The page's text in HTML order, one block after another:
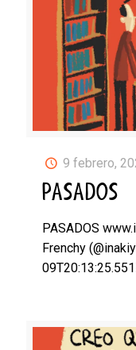
9 febrero,
PASADOS
PASADOS
Frenchy